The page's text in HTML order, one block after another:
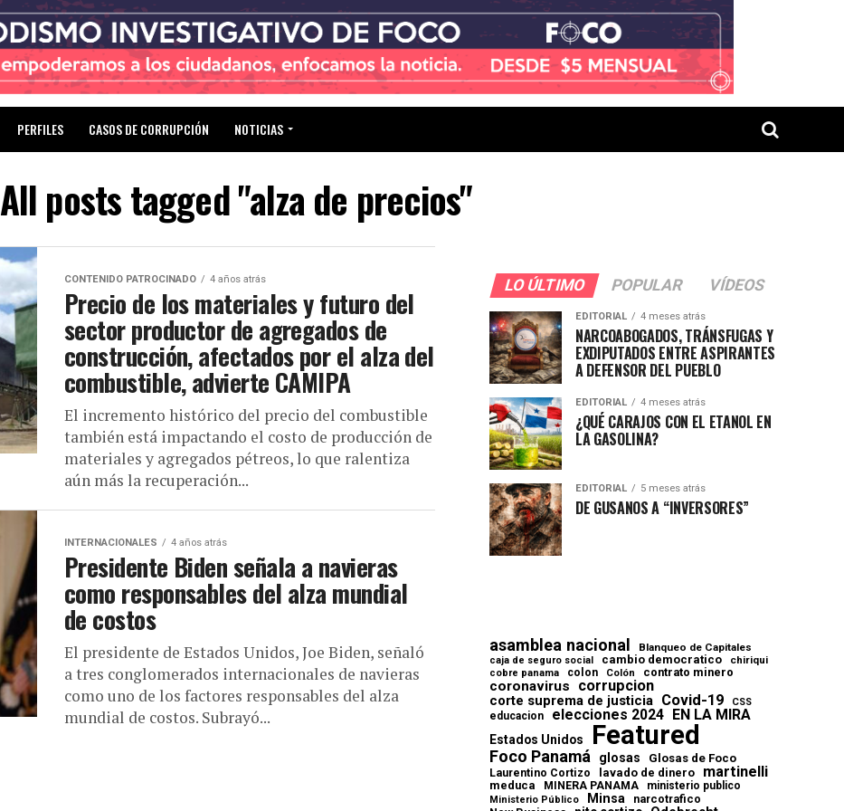
PERFILES CASOS DE CORRUPCIÓN NOTICIAS
All posts tagged "alza de precios"
CONTENIDO PATROCINADO 4 años atrás
Precio de los materiales y futuro del
sector productor de agregados de
construcción, afectados por el alza del
combustible, advierte CAMIPA
El incremento histórico del precio del combustible
también está impactando el costo de producción de
materiales y agregados pétreos, lo que ralentiza
aún más la recuperación...
INTERNACIONALES 4 años atrás
Presidente Biden señala a navieras
como responsables del alza mundial
de costos
El presidente de Estados Unidos, Joe Biden, señaló
a tres conglomerados internacionales de navieras
como uno de los factores responsables del alza
mundial de costos. Subrayó...
LO ÚLTIMO POPULAR VÍDEOS
EDITORIAL 4 meses atrás
NARCOABOGADOS, TRÁNSFUGAS Y
EXDIPUTADOS ENTRE ASPIRANTES
A DEFENSOR DEL PUEBLO
EDITORIAL 4 meses atrás
¿QUÉ CARAJOS CON EL ETANOL EN
LA GASOLINA?
EDITORIAL 5 meses atrás
DE GUSANOS A “INVERSORES”
asamblea nacional Blanqueo de Capitales
caja de seguro social cambio democratico chiriqui
cobre panama colon Colón contrato minero
coronavirus corrupcion
corte suprema de justicia Covid-19 CSS
educacion elecciones 2024 EN LA MIRA
Estados Unidos Featured
Foco Panamá glosas Glosas de Foco
Laurentino Cortizo lavado de dinero martinelli
meduca MINERA PANAMA ministerio publico
Ministerio Público Minsa
narcotrafico